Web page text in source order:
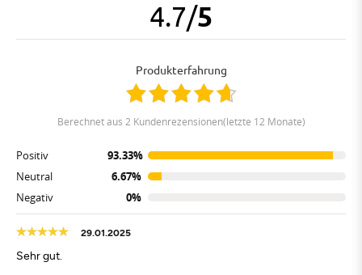
4.7/5
Produkterfahrung
berechnet aus 2 Kundenrezensionen(letzte 12 Monate)
Positiv
93.33%
Neutral
6.67%
Negativ
0%
29.01.2025
Sehr gut.